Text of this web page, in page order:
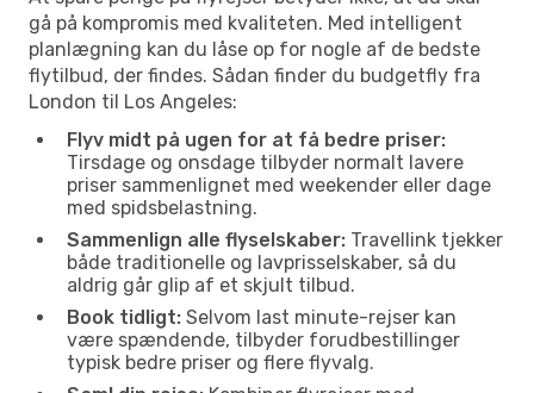
gå på kompromis med kvaliteten. Med intelligent
planlægning kan du låse op for nogle af de bedste
flytilbud, der findes. Sådan finder du budgetfly fra
London til Los Angeles:
Flyv midt på ugen for at få bedre priser:
Tirsdage og onsdage tilbyder normalt lavere
priser sammenlignet med weekender eller dage
med spidsbelastning.
Sammenlign alle flyselskaber: Travellink tjekker
både traditionelle og lavprisselskaber, så du
aldrig går glip af et skjult tilbud.
Book tidligt: Selvom last minute-rejser kan
være spændende, tilbyder forudbestillinger
typisk bedre priser og flere flyvalg.